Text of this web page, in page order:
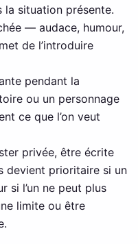
la situation présente.
— audace, humour,
de l’introduire
pendant la
ou un personnage
ce que l’on veut
privée, être écrite
devient prioritaire si un
si l’un ne peut plus
limite ou être